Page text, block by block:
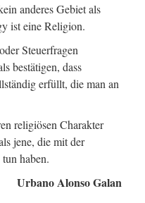
anderes Gebiet als
ist eine Religion.
Steuerfragen
bestätigen, dass
erfüllt, die man an
religiösen Charakter
jene, die mit der
haben.
Urbano Alonso Galan